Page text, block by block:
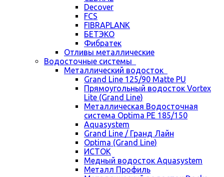
Decover
FCS
FIBRAPLANK
БЕТЭКО
Фибратек
Отливы металлические
Водосточные системы
Металлический водосток
Grand Line 125/90 Matte PU
Прямоугольный водосток Vortex
Lite (Grand Line)
Металлическая Водосточная
система Optima PE 185/150
Aquasystem
Grand Line / Гранд Лайн
Optima (Grand Line)
ИСТОК
Медный водосток Aquasystem
Металл Профиль